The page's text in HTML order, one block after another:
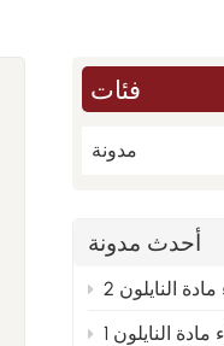
فئات
مدونة
أحدث مدونة
لتحسين أداء مادة النايلون 2
لتحسين أداء مادة النايلون 1